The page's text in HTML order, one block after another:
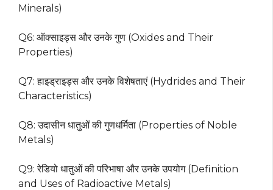
Minerals)
Q6: ऑक्साइड्स और उनके गुण (Oxides and Their
Properties)
Q7: हाइड्राइड्स और उनके विशेषताएं (Hydrides and Their
Characteristics)
Q8: उदासीन धातुओं की गुणधर्मिता (Properties of Noble
Metals)
Q9: रेडियो धातुओं की परिभाषा और उनके उपयोग (Definition
and Uses of Radioactive Metals)